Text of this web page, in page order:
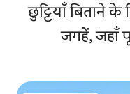
छुट्टियाँ बिताने
जगहें, जहाँ